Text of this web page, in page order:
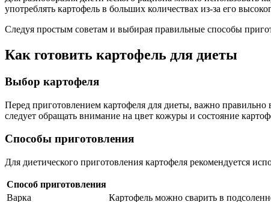
употреблять картофель в больших количествах из-за его
Следуя простым советам и выбирая правильные способы
Как готовить картофель для диеты
Выбор картофеля
Перед приготовлением картофеля для диеты, важно
следует обращать внимание на цвет кожуры и состояние
Способы приготовления
Для диетического приготовления картофеля рекомендуется
Способ приготовления
Варка
Картофель можно сварить в